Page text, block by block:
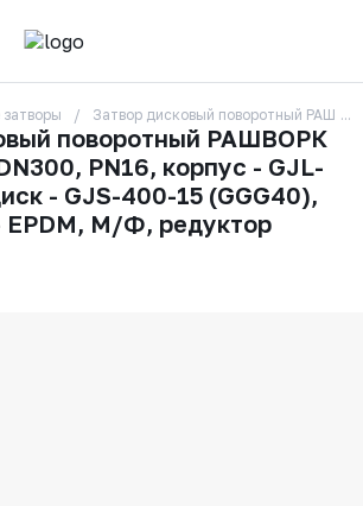
Затвор дисковый поворотный
поворотный РАШВОРК
PN16, корпус - GJL-
- GJS-400-15 (GGG40),
EPDM, М/Ф, редуктор